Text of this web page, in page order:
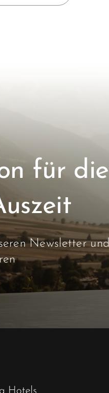
für die
Newsletter und
Hotels